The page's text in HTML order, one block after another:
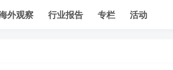
外观察 行业报告 专栏 活动